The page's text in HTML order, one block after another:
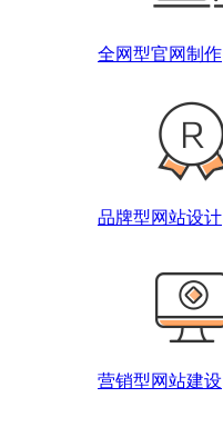
全网型官网制作
品牌型网站设计
营销型网站建设